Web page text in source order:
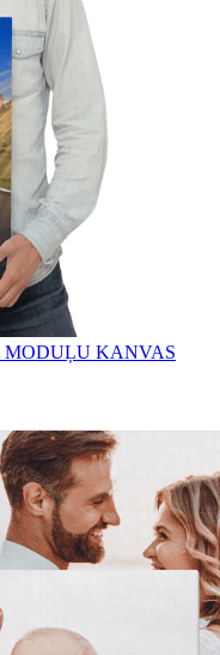
MODUĻU KANVAS